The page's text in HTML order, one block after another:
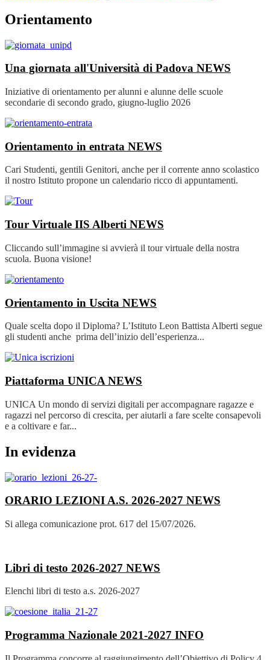
Orientamento
Una giornata all'Università di Padova NEWS
Iniziative di orientamento per alunni e alunne delle scuole
secondarie di secondo grado, giugno-luglio 2026
Orientamento in entrata NEWS
Cari Studenti, gentili Genitori, anche per il corrente anno scolastico
il nostro Istituto propone un calendario ricco di appuntamenti.
Tour Virtuale IIS Alberti NEWS
Cliccando sull’immagine si avvierà il tour virtuale della nostra
scuola. Buona visione!
Orientamento in Uscita NEWS
Quale scelta dopo il Diploma? L’Istituto Leon Battista Alberti segue
gli studenti anche prima dell’inizio dell’esperienza...
Piattaforma UNICA NEWS
UNICA Un mondo di servizi digitali per accompagnare ragazze e
ragazzi nel percorso di crescita, per aiutarli a fare scelte consapevoli
e a coltivare e far...
In evidenza
ORARIO LEZIONI A.S. 2026-2027 NEWS
Si allega comunicazione prot. 617 del 15/07/2026.
Libri di testo 2026-2027 NEWS
Elenchi libri di testo a.s. 2026-2027
Programma Nazionale 2021-2027 INFO